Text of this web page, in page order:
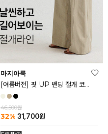
마지아룩
[여름버전] 핏 UP 밴딩 절개 코튼 팬츠
46,500원
32% 31,700원